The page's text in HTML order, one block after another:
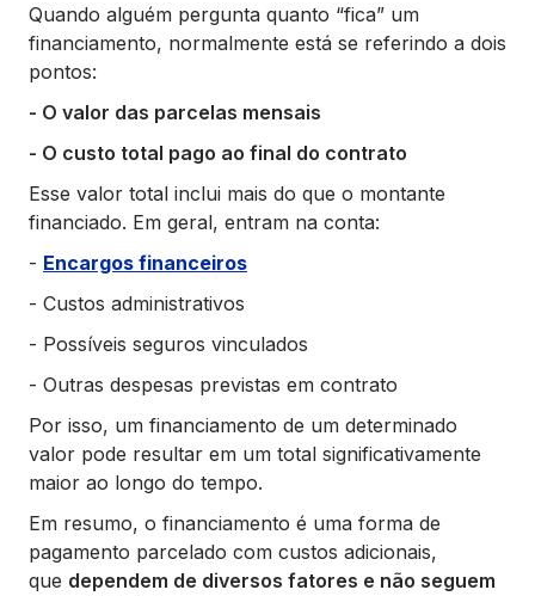
Quando alguém pergunta quanto “fica” um
financiamento, normalmente está se referindo a dois
pontos:
- O valor das parcelas mensais
- O custo total pago ao final do contrato
Esse valor total inclui mais do que o montante
financiado. Em geral, entram na conta:
- Encargos financeiros
- Custos administrativos
- Possíveis seguros vinculados
- Outras despesas previstas em contrato
Por isso, um financiamento de um determinado
valor pode resultar em um total significativamente
maior ao longo do tempo.
Em resumo, o financiamento é uma forma de
pagamento parcelado com custos adicionais,
que dependem de diversos fatores e não seguem